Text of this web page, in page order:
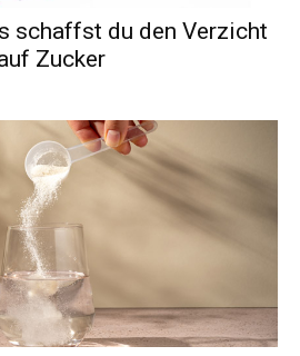
schaffst du den Verzicht
Zucker